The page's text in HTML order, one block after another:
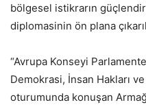
bölgesel istikrarın
diplomasinin ön plana
“Avrupa Konseyi
Demokrasi, İnsan Hakları
oturumunda konuşan